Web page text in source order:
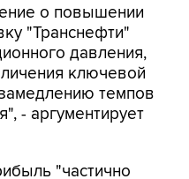
о повышении
"Транснефти"
давления,
ключевой
темпов
- аргументирует
"частично